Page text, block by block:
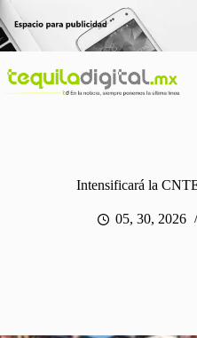
Saltar
al
contenido
Intensificará la
05, 30, 2026